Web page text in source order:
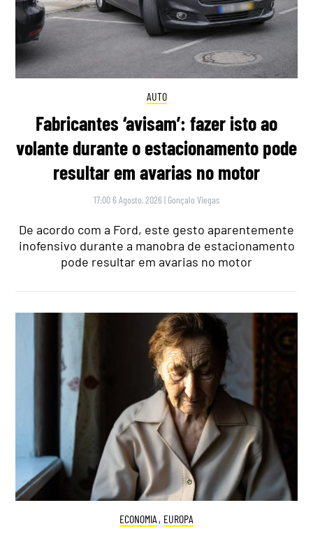
AUTO
Fabricantes ‘avisam’: fazer isto ao
volante durante o estacionamento pode
resultar em avarias no motor
17:00 6 Agosto, 2026 | Gonçalo Viegas
De acordo com a Ford, este gesto aparentemente
inofensivo durante a manobra de estacionamento
pode resultar em avarias no motor
ECONOMIA , EUROPA